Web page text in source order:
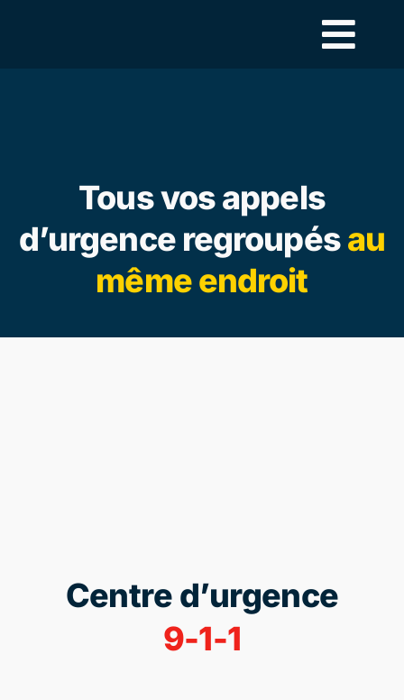
Tous vos appels
d’urgence regroupésau
même endroit
Centre d’urgence
9-1-1